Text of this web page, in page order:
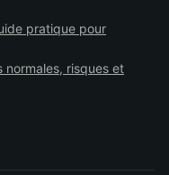
pratique pour
normales, risques et